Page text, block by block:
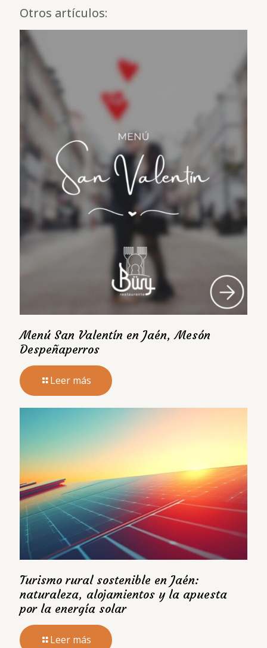
Otros artículos:
Menú San Valentín en Jaén, Mesón
Despeñaperros
Leer más
Turismo rural sostenible en Jaén:
naturaleza, alojamientos y la apuesta
por la energía solar
Leer más